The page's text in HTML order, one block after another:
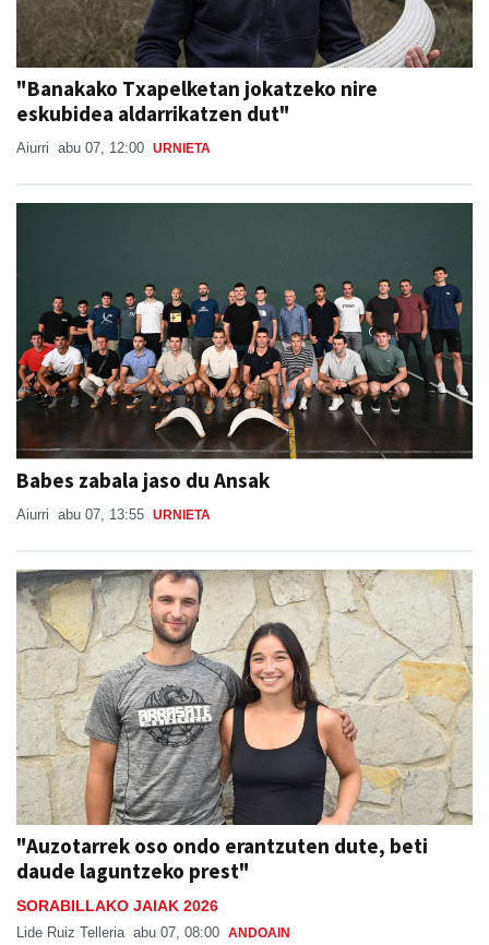
"Banakako Txapelketan jokatzeko nire
eskubidea aldarrikatzen dut"
Aiurri abu 07, 12:00 URNIETA
Babes zabala jaso du Ansak
Aiurri abu 07, 13:55 URNIETA
"Auzotarrek oso ondo erantzuten dute, beti
daude laguntzeko prest"
SORABILLAKO JAIAK 2026
Lide Ruiz Telleria abu 07, 08:00 ANDOAIN